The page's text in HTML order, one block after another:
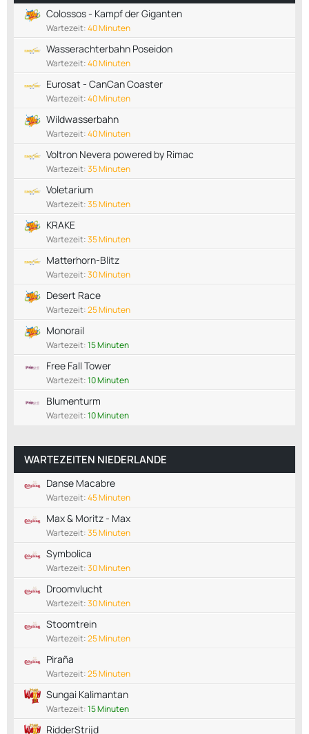
Colossos - Kampf der Giganten
Wartezeit:40 Minuten
Wasserachterbahn Poseidon
Wartezeit:40 Minuten
Eurosat - CanCan Coaster
Wartezeit:40 Minuten
Wildwasserbahn
Wartezeit:40 Minuten
Voltron Nevera powered by Rimac
Wartezeit:35 Minuten
Voletarium
Wartezeit:35 Minuten
KRAKE
Wartezeit:35 Minuten
Matterhorn-Blitz
Wartezeit:30 Minuten
Desert Race
Wartezeit:25 Minuten
Monorail
Wartezeit:15 Minuten
Free Fall Tower
Wartezeit:10 Minuten
Blumenturm
Wartezeit:10 Minuten
WARTEZEITEN NIEDERLANDE
Danse Macabre
Wartezeit:45 Minuten
Max & Moritz - Max
Wartezeit:35 Minuten
Symbolica
Wartezeit:30 Minuten
Droomvlucht
Wartezeit:30 Minuten
Stoomtrein
Wartezeit:25 Minuten
Piraña
Wartezeit:25 Minuten
Sungai Kalimantan
Wartezeit:15 Minuten
RidderStrijd